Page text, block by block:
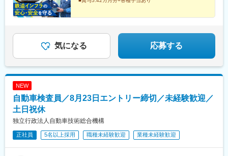
駅、梅田駅(地下鉄)、大阪ビジネスパーク駅、鳳駅、山陽姫路駅、
王寺駅、後藤駅、岡山駅前駅、中津駅(地下鉄)、天王寺駅前駅、大
気になる 応募する
NEW
自動車検査員／8月23日エントリー締切／未経験歓迎／
土日祝休
独立行政法人自動車技術総合機構
正社員 5名以上採用 職種未経験歓迎 業種未経験歓迎